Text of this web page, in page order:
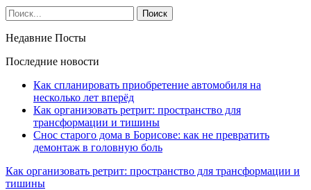
Недавние Посты
Последние новости
Как спланировать приобретение автомобиля на
несколько лет вперёд
Как организовать ретрит: пространство для
трансформации и тишины
Снос старого дома в Борисове: как не превратить
демонтаж в головную боль
Как организовать ретрит: пространство для трансформации и
тишины